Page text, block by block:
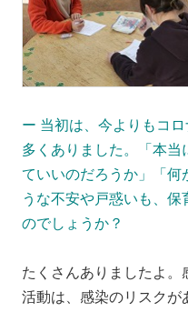
ー 当初は、今よりもコ
多くありました。「本当
ていいのだろうか」「何
うな不安や戸惑いも、
のでしょうか？
たくさんありましたよ
活動は、感染のリスクが